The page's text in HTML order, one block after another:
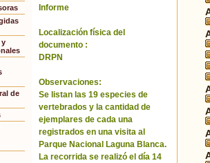
y
de
Informe
Localización física del
documento :
DRPN
Observaciones:
Se listan las 19 especies de
vertebrados y la cantidad de
ejemplares de cada una
registrados en una visita al
Parque Nacional Laguna Blanca.
La recorrida se realizó el día 14